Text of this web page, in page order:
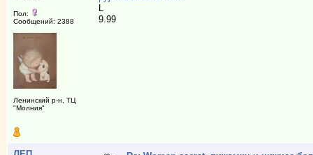
Пол:
Сообщений: 2388
Ленинский р-н, ТЦ
"Молния"
L
9.99